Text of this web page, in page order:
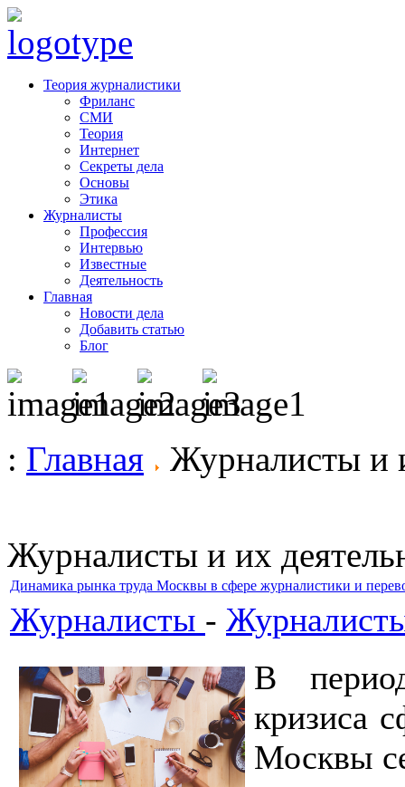
Теория журналистики
Фриланс
СМИ
Теория
Интернет
Секреты дела
Основы
Этика
Журналисты
Профессия
Интервью
Известные
Деятельность
Главная
Новости дела
Добавить статью
Блог
: Главная Журналисты и
Журналисты и их
Динамика рынка труда Москвы в сфере журналистики и
Журналисты -
В
кризиса
Москвы